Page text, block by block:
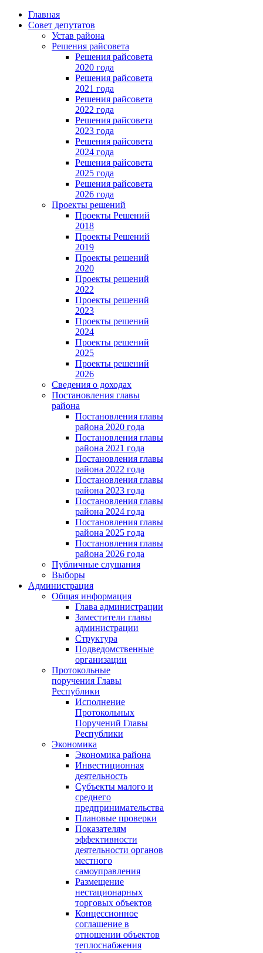
Главная
Совет депутатов
Устав района
Решения райсовета
Решения райсовета
2020 года
Решения райсовета
2021 года
Решения райсовета
2022 года
Решения райсовета
2023 года
Решения райсовета
2024 года
Решения райсовета
2025 года
Решения райсовета
2026 года
Проекты решений
Проекты Решений
2018
Проекты Решений
2019
Проекты решений
2020
Проекты решений
2022
Проекты решений
2023
Проекты решений
2024
Проекты решений
2025
Проекты решений
2026
Сведения о доходах
Постановления главы
района
Постановления главы
района 2020 года
Постановления главы
района 2021 года
Постановления главы
района 2022 года
Постановления главы
района 2023 года
Постановления главы
района 2024 года
Постановления главы
района 2025 года
Постановления главы
района 2026 года
Публичные слушания
Выборы
Администрация
Общая информация
Глава администрации
Заместители главы
администрации
Структура
Подведомственные
организации
Протокольные
поручения Главы
Республики
Исполнение
Протокольных
Поручений Главы
Республики
Экономика
Экономика района
Инвестиционная
деятельность
Субъекты малого и
среднего
предпринимательства
Плановые проверки
Показателям
эффективности
деятельности органов
местного
самоуправления
Размещение
нестационарных
торговых объектов
Концессионное
соглашение в
отношении объектов
теплоснабжения